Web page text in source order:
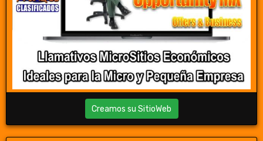
Creamos su SitioWeb